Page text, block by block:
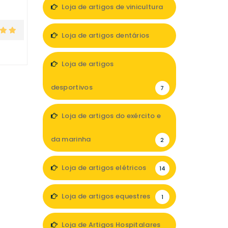
Loja de artigos de vinicultura
Loja de artigos dentários
Loja de artigos
desportivos 7
Loja de artigos do exército e
da marinha 2
Loja de artigos elétricos 14
Loja de artigos equestres 1
Loja de Artigos Hospitalares